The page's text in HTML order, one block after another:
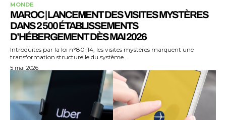
MONDE
MAROC | LANCEMENT DES VISITES MYSTÈRES
DANS 2 500 ÉTABLISSEMENTS
D’HÉBERGEMENT DÈS MAI 2026
Introduites par la loi n°80-14, les visites mystères marquent une
transformation structurelle du système...
5 mai 2026